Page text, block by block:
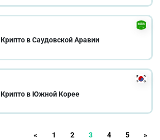
Крипто в Саудовской Аравии
Крипто в Южной Корее
« 1 2 3 4 5 »